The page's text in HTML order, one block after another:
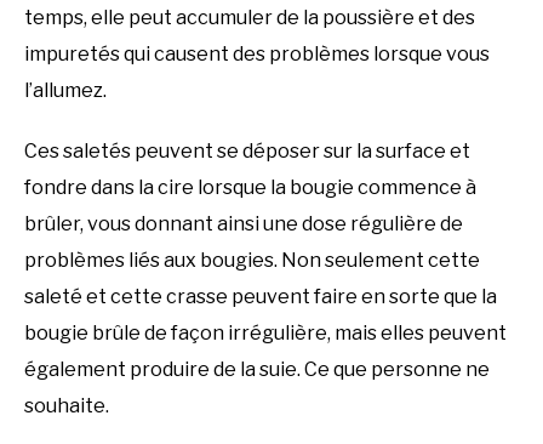
temps, elle peut accumuler de la poussière et des
impuretés qui causent des problèmes lorsque vous
l’allumez.
Ces saletés peuvent se déposer sur la surface et
fondre dans la cire lorsque la bougie commence à
brûler, vous donnant ainsi une dose régulière de
problèmes liés aux bougies. Non seulement cette
saleté et cette crasse peuvent faire en sorte que la
bougie brûle de façon irrégulière, mais elles peuvent
également produire de la suie. Ce que personne ne
souhaite.